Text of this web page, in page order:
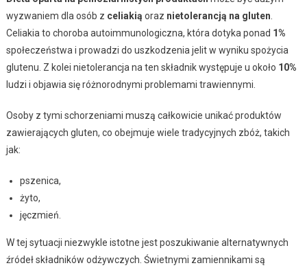
wyzwaniem dla osób z celiakią oraz nietolerancją na gluten
Celiakia to choroba autoimmunologiczna, która dotyka ponad 1%
społeczeństwa i prowadzi do uszkodzenia jelit w wyniku spożycia
glutenu. Z kolei nietolerancja na ten składnik występuje u około 10%
ludzi i objawia się różnorodnymi problemami trawiennymi.
Osoby z tymi schorzeniami muszą całkowicie unikać produktów
zawierających gluten, co obejmuje wiele tradycyjnych zbóż, takich
jak:
pszenica,
żyto,
jęczmień.
W tej sytuacji niezwykle istotne jest poszukiwanie alternatywnych
źródeł składników odżywczych. Świetnymi zamiennikami są